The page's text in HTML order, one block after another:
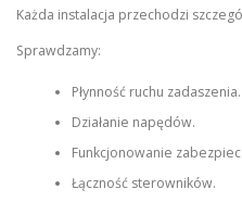
Każda instalacja przechodzi
Sprawdzamy:
Płynność ruchu zadaszenia.
Działanie napędów.
Funkcjonowanie
Łączność sterowników.